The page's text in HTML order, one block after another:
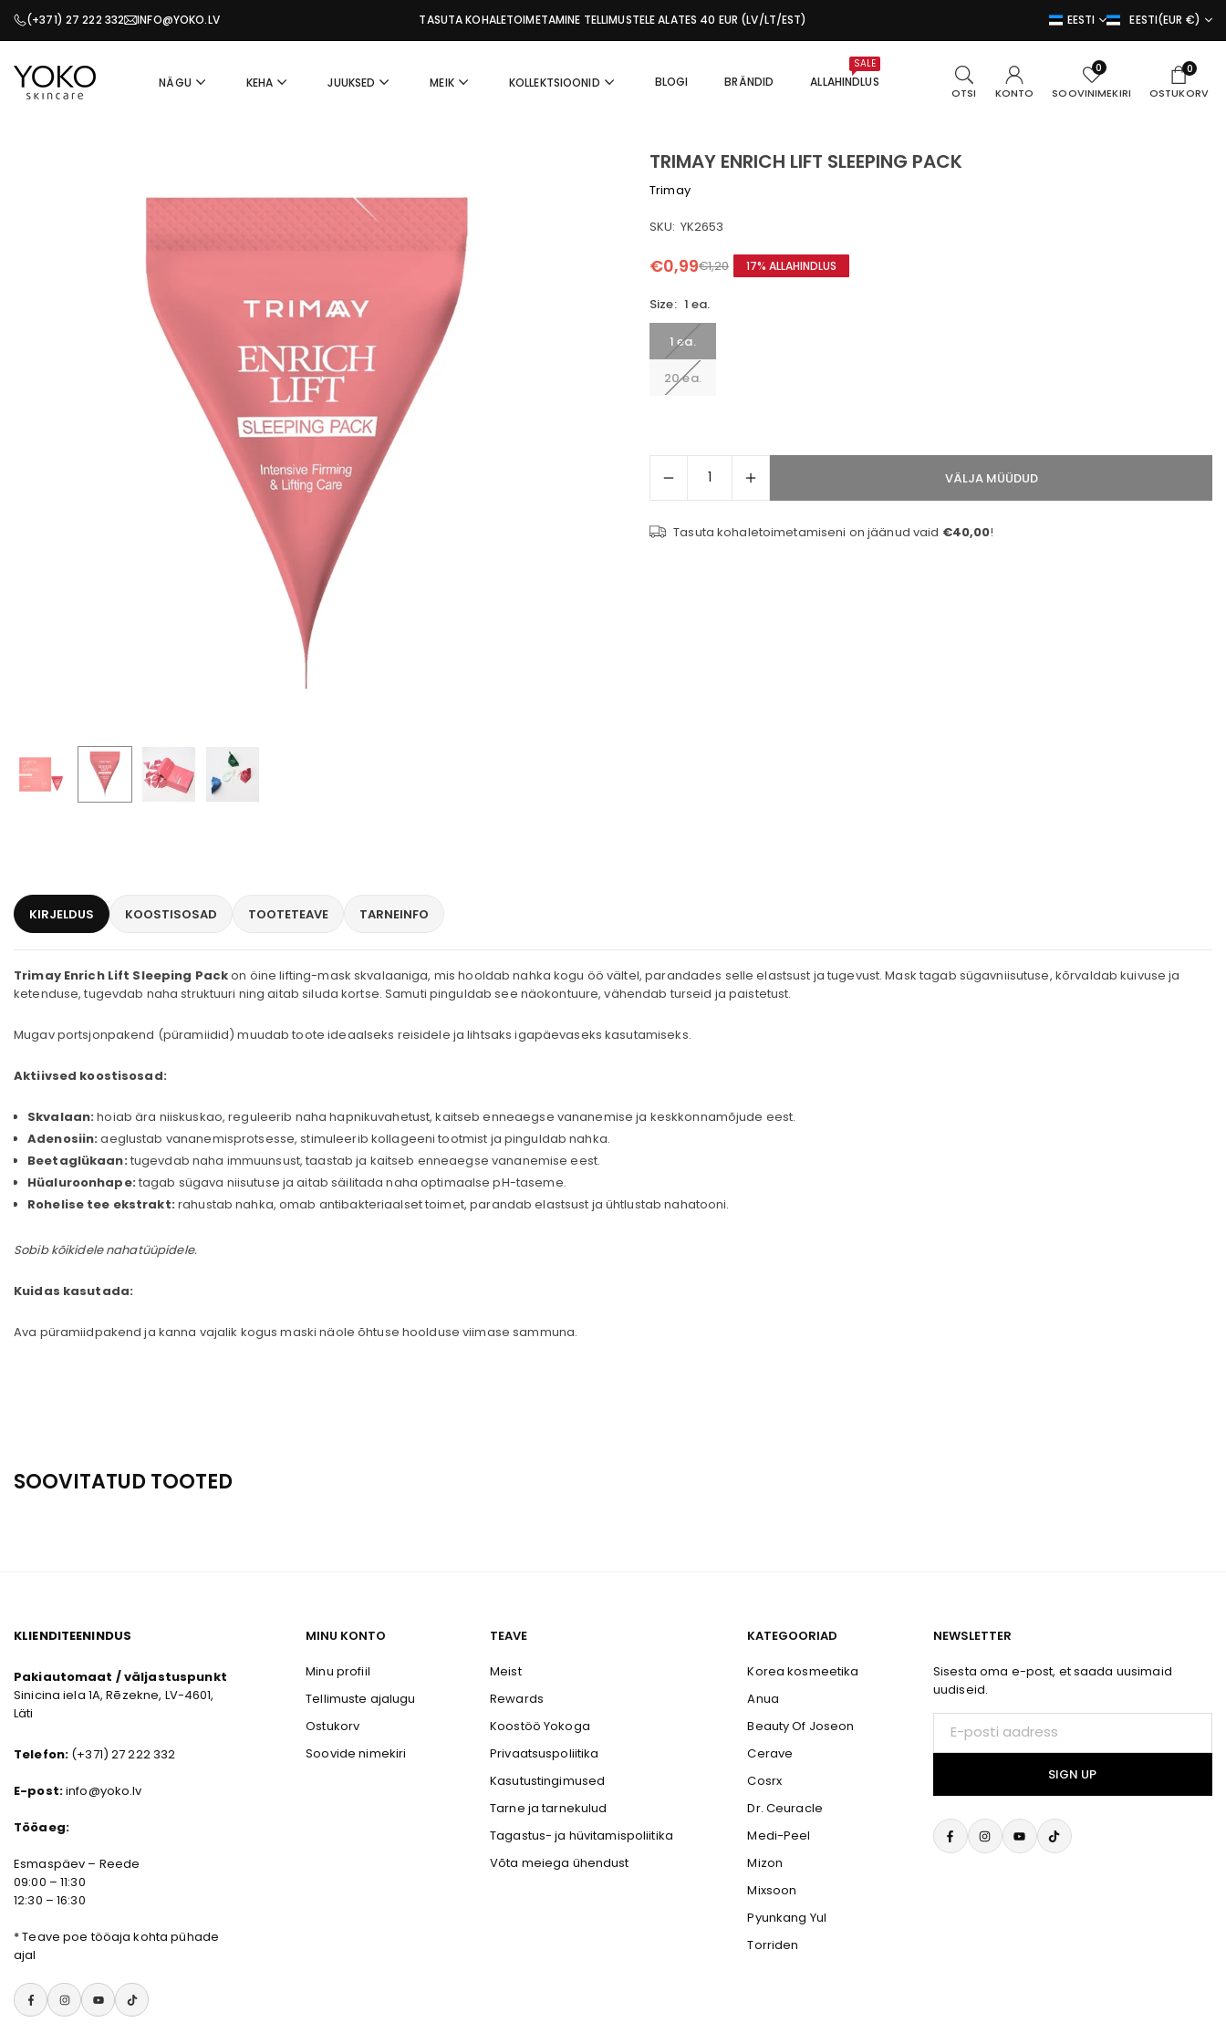
sisuni(+371) 27 222 332 INFO@YOKO.LV TASUTA KOHALETOIMETAMINE TELLIMUSTELE ALATES 40 EUR (LV/LT/EST) EESTI EESTI(EUR €)
NÄGU KEHA JUUKSED MEIK KOLLEKTSIOONID BLOGI BRÄNDID ALLAHINDLUS
SALE
OTSI KONTO
0
SOOVINIMEKIRI
0
OSTUKORV
TRIMAY ENRICH LIFT SLEEPING PACK
Trimay
SKU: YK2653
Tavahind
€0,99€1,20 17% ALLAHINDLUS
Size: 1 ea.
1 ea.
20 ea.
VÄLJA MÜÜDUD
Tasuta kohaletoimetamiseni on jäänud vaid €40,00!
KIRJELDUS KOOSTISOSAD TOOTETEAVE TARNEINFO
Trimay Enrich Lift Sleeping Packon öine lifting-mask skvalaaniga, mis hooldab nahka kogu öö vältel, parandades selle elastsust ja tugevust. Mask tagab sügavniisutuse, kõrvaldab kuivuse ja
ketenduse, tugevdab naha struktuuri ning aitab siluda kortse. Samuti pinguldab see näokontuure, vähendab turseid ja paistetust.
Mugav portsjonpakend (püramiidid) muudab toote ideaalseks reisidele ja lihtsaks igapäevaseks kasutamiseks.
Aktiivsed koostisosad:
Skvalaan:hoiab ära niiskuskao, reguleerib naha hapnikuvahetust, kaitseb enneaegse vananemise ja keskkonnamõjude eest.
Adenosiin:aeglustab vananemisprotsesse, stimuleerib kollageeni tootmist ja pinguldab nahka.
Beetaglükaan:tugevdab naha immuunsust, taastab ja kaitseb enneaegse vananemise eest.
Hüaluroonhape:tagab sügava niisutuse ja aitab säilitada naha optimaalse pH-taseme.
Rohelise tee ekstrakt:rahustab nahka, omab antibakteriaalset toimet, parandab elastsust ja ühtlustab nahatooni.
Sobib kõikidele nahatüüpidele.
Kuidas kasutada:
Ava püramiidpakend ja kanna vajalik kogus maski näole õhtuse hoolduse viimase sammuna.
SOOVITATUD TOOTED
KLIENDITEENINDUS
Pakiautomaat / väljastuspunkt
Sinicina iela 1A, Rēzekne, LV-4601,
Läti
Telefon: (+371) 27 222 332
E-post:info@yoko.lv
Tööaeg:
Esmaspäev – Reede
09:00 – 11:30
12:30 – 16:30
*Teave poe tööaja kohta pühade
ajal
FacebookInstagramYouTube
TikTok
MINU KONTO
Minu profiil
Tellimuste ajalugu
Ostukorv
Soovide nimekiri
TEAVE
Meist
Rewards
Koostöö Yokoga
Privaatsuspoliitika
Kasutustingimused
Tarne ja tarnekulud
Tagastus- ja hüvitamispoliitika
Võta meiega ühendust
KATEGOORIAD
Korea kosmeetika
Anua
Beauty Of Joseon
Cerave
Cosrx
Dr. Ceuracle
Medi-Peel
Mizon
Mixsoon
Pyunkang Yul
Torriden
NEWSLETTER
Sisesta oma e-post, et saada uusimaid
uudiseid.
posti
aadress
SIGN UP
FacebookInstagramYouTube
TikTok